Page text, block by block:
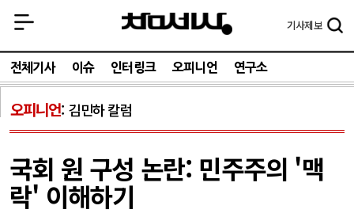
기사제보
전체기사 이슈 인터링크 오피니언 연구소
오피니언 김민하 칼럼
국회 원 구성 논란: 민주주의 '맥
락' 이해하기